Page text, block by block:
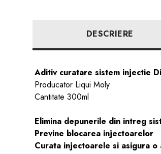
DESCRIERE
Aditiv curatare sistem injectie
Producator Liqui Moly
Cantitate 300ml
Elimina depunerile din intreg
Previne blocarea injectoarelor
Curata injectoarele si asigura